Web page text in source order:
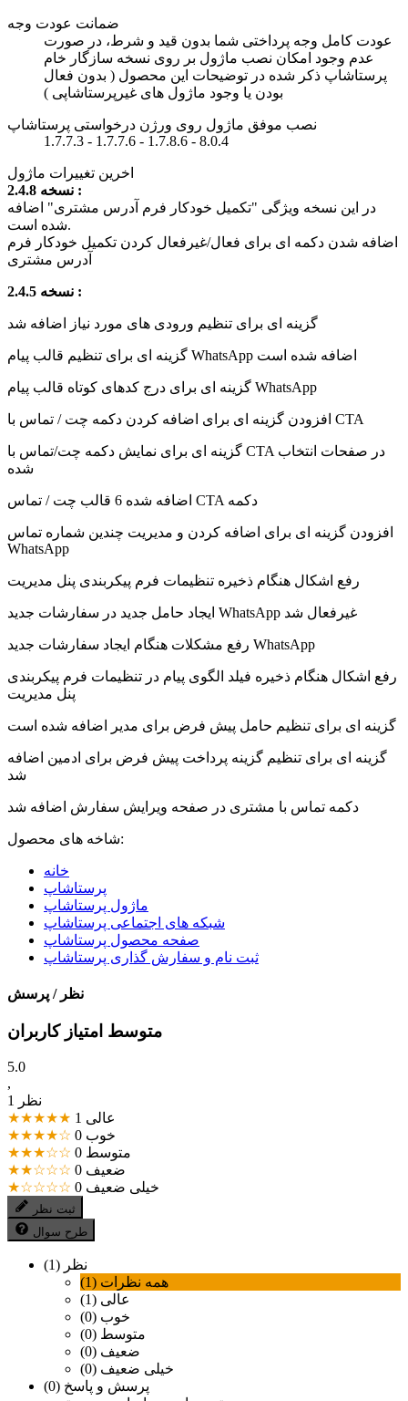
ضمانت عودت وجه
عودت کامل وجه پرداختی شما بدون قید و شرط، در صورت
عدم وجود امکان نصب ماژول بر روی نسخه سازگار خام
پرستاشاپ ذکر شده در توضیحات این محصول ( بدون فعال
بودن یا وجود ماژول های غیرپرستاشاپی )
نصب موفق ماژول روی ورژن درخواستی پرستاشاپ
1.7.7.3 - 1.7.7.6 - 1.7.8.6 - 8.0.4
اخرین تغییرات ماژول
نسخه 2.4.8 :
در این نسخه ویژگی "تکمیل خودکار فرم آدرس مشتری" اضافه
شده است.
اضافه شدن دکمه ای برای فعال/غیرفعال کردن تکمیل خودکار فرم
آدرس مشتری
نسخه 2.4.5 :
گزینه ای برای تنظیم ورودی های مورد نیاز اضافه شد
گزینه ای برای تنظیم قالب پیام WhatsApp اضافه شده است
گزینه ای برای درج کدهای کوتاه قالب پیام WhatsApp
افزودن گزینه ای برای اضافه کردن دکمه چت / تماس با CTA
گزینه ای برای نمایش دکمه چت/تماس با CTA در صفحات انتخاب
شده
اضافه شده 6 قالب چت / تماس CTA دکمه
افزودن گزینه ای برای اضافه کردن و مدیریت چندین شماره تماس
WhatsApp
رفع اشکال هنگام ذخیره تنظیمات فرم پیکربندی پنل مدیریت
ایجاد حامل جدید در سفارشات جدید WhatsApp غیرفعال شد
رفع مشکلات هنگام ایجاد سفارشات جدید WhatsApp
رفع اشکال هنگام ذخیره فیلد الگوی پیام در تنظیمات فرم پیکربندی
پنل مدیریت
گزینه ای برای تنظیم حامل پیش فرض برای مدیر اضافه شده است
گزینه ای برای تنظیم گزینه پرداخت پیش فرض برای ادمین اضافه
شد
دکمه تماس با مشتری در صفحه ویرایش سفارش اضافه شد
شاخه های محصول:
خانه
پرستاشاپ
ماژول پرستاشاپ
شبکه های اجتماعی پرستاشاپ
صفحه محصول پرستاشاپ
ثبت نام و سفارش گذاری پرستاشاپ
نظر / پرسش
متوسط امتیاز کاربران
5.0
,
1 نظر
★★★★★
عالی 1
★★★★☆
خوب 0
★★★☆☆
متوسط 0
★★☆☆☆
ضعیف 0
★☆☆☆☆
خیلی ضعیف 0
ثبت نظر
طرح سوال
نظر (1)
همه نظرات (1)
عالی (1)
خوب (0)
متوسط (0)
ضعیف (0)
خیلی ضعیف (0)
پرسش و پاسخ (0)